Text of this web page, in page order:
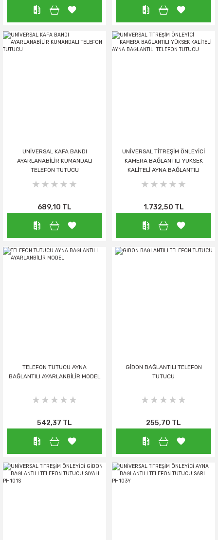
UNİVERSAL KAFA BANDI
AYARLANABİLİR KUMANDALI
TELEFON TUTUCU
689,10 TL
UNİVERSAL TİTREŞİM ÖNLEYİCİ
KAMERA BAĞLANTILI YÜKSEK
KALİTELİ AYNA BAĞLANTILI
1.732,50 TL
TELEFON TUTUCU AYNA
BAĞLANTILI AYARLANBİLİR MODEL
542,37 TL
GİDON BAĞLANTILI TELEFON
TUTUCU
255,70 TL